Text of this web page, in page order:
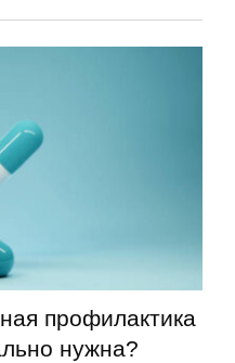
профилактика
нужна?